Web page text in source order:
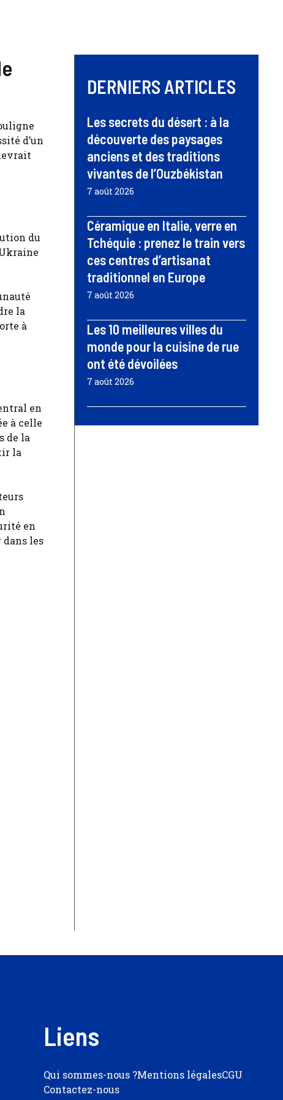
d’un
du
la
à
en
à celle
de la
la
en
les
DERNIERS ARTICLES
Les secrets du désert : à la
découverte des paysages
anciens et des traditions
vivantes de l’Ouzbékistan
7 août 2026
Céramique en Italie, verre en
Tchéquie : prenez le train vers
ces centres d’artisanat
traditionnel en Europe
7 août 2026
Les 10 meilleures villes du
monde pour la cuisine de rue
ont été dévoilées
7 août 2026
Liens
Qui sommes-nous ?Mentions légalesCGU
Contactez-nous